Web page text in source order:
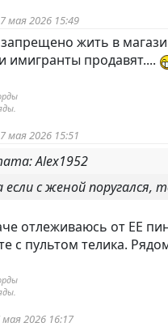
мая 2026 15:49
жить в
имигранты продавят....
мая 2026 15:51
Alex1952
если с женой
отлеживаюсь от ЕЕ
с пультом телика.
мая 2026 16:17